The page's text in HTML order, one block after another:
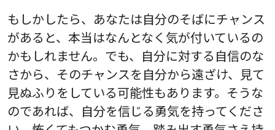
もしかしたら、あなたは自分のそばにチャンス
があると、本当はなんとなく気が付いているの
かもしれません。でも、自分に対する自信のな
さから、そのチャンスを自分から遠ざけ、見て
見ぬふりをしている可能性もあります。そうな
のであれば、自分を信じる勇気を持ってくださ